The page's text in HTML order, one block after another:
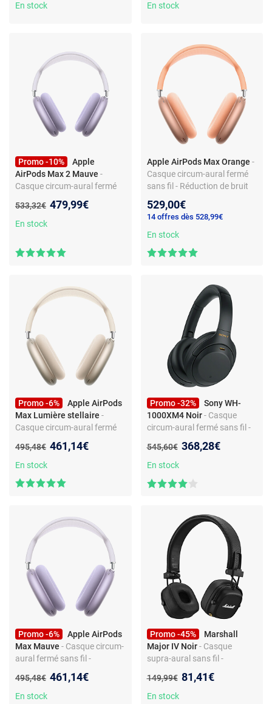
QuietComfort Ultra 2e
En stock En stock
Promo -10%
Apple
AirPods Max 2 Mauve -
Casque circum-aural fermé
active - Traduction en direct -
Bluetooth 5.3 - Commandes
Autonomie 20h
Ancien prix :
533,32€ Nouveau prix :
479,99€
En stock
Apple AirPods Max Orange -
Casque circum-aural fermé
sans fil - Réduction de bruit
Commandes/Micro -
Autonomie 20h - Charge
rapide
529,00€
14 offres dès 528,99€
En stock
Promo -6%
Apple AirPods
Max Lumière stellaire -
Casque circum-aural fermé
active - Bluetooth 5.0 -
Commandes/Micro -
rapide
Ancien prix :
495,48€ Nouveau prix :
461,14€
En stock
Promo -32%
Sony WH-
1000XM4 Noir - Casque
circum-aural fermé sans fil -
Bluetooth/NFC - LDAC - Hi-
Res Audio - Commandes
30h - Charge rapide
Ancien prix :
545,60€ Nouveau prix :
368,28€
En stock
Promo -6%
Apple AirPods
Max Mauve - Casque circum-
aural fermé sans fil -
Bluetooth 5.0 -
Commandes/Micro -
Ancien prix :
495,48€ Nouveau prix :
461,14€
En stock
Promo -45%
Marshall
Major IV Noir - Casque
supra-aural sans fil -
Commande/Micro -
Autonomie 80h - Design
Ancien prix :
149,99€ Nouveau prix :
81,41€
En stock